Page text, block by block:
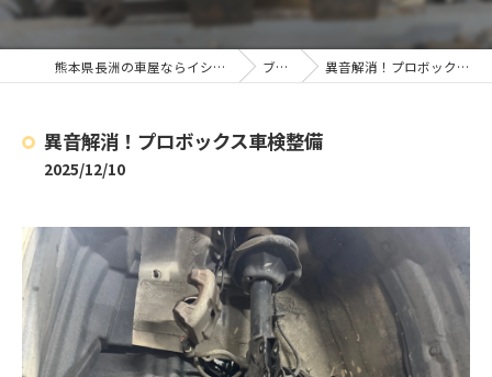
熊本県長洲の車屋ならイシカワモーター ブログ 異音解消！プロボックス車検整備
異音解消！プロボックス車検整備
2025/12/10